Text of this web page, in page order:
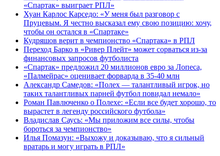
«Спартак» выиграет РПЛ»
Хуан Карлос Карседо: «У меня был разговор с
Пруцевым. Я честно высказал ему свою позицию: хочу,
чтобы он остался в «Спартаке»
Кудряшов верит в чемпионство «Спартака» в РПЛ
Переход Барко в «Ривер Плейт» может сорваться из‑за
финансовых запросов футболиста
«Спартак» предложил 20 миллионов евро за Лопеса,
«Палмейрас» оценивает форварда в 35-40 млн
Александр Самедов: «Полех — талантливый игрок, но
таких талантливых парней футбол повидал немало»
Роман Павлюченко о Полехе: «Если все будет хорошо, то
вырастет в легенду российского футбола»
Владислав Саусь: «Мы приложим все силы, чтобы
бороться за чемпионство»
Илья Помазун: «Выхожу и доказываю, что я сильный
вратарь и могу играть в РПЛ»